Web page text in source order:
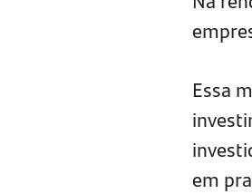
Essa
em